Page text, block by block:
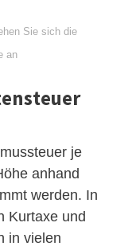
Sie sich die
an
je
anhand
werden. In
Kurtaxe und
in vielen